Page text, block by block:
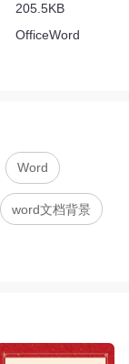
205.5KB
OfficeWord
Word
word文档背景